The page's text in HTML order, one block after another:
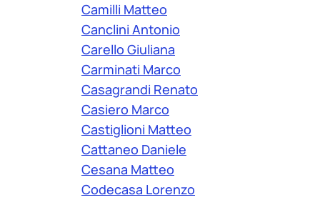
Camilli Matteo
Canclini Antonio
Carello Giuliana
Carminati Marco
Casagrandi Renato
Casiero Marco
Castiglioni Matteo
Cattaneo Daniele
Cesana Matteo
Codecasa Lorenzo